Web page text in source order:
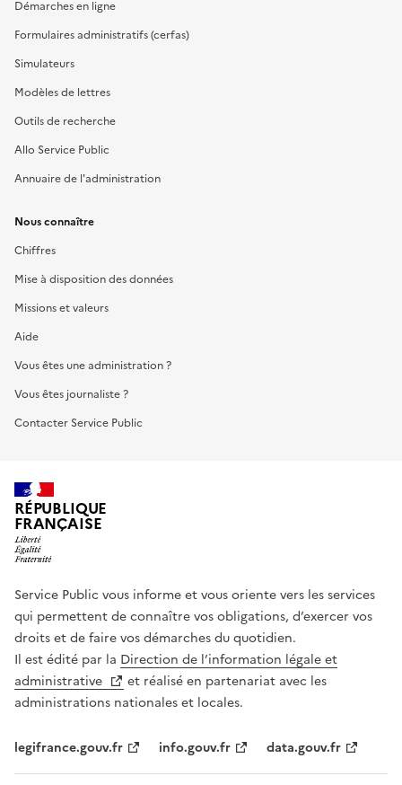
Démarches en ligne
Formulaires administratifs (cerfas)
Simulateurs
Modèles de lettres
Outils de recherche
Allo Service Public
Annuaire de l'administration
Nous connaître
Chiffres
Mise à disposition des données
Missions et valeurs
Aide
Vous êtes une administration ?
Vous êtes journaliste ?
Contacter Service Public
RÉPUBLIQUE
FRANÇAISE
Service Public vous informe et vous oriente vers les services
qui permettent de connaître vos obligations, d’exercer vos
droits et de faire vos démarches du quotidien.
Il est édité par la Direction de l’information légale et
administrative
et réalisé en partenariat avec les
administrations nationales et locales.
legifrance.gouv.fr info.gouv.fr data.gouv.fr